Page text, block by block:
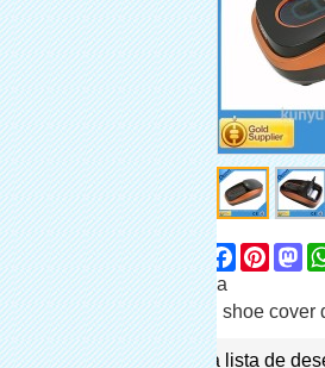
participación ShareFacebook
Categoría
Nueva
Marca
Quen shoe cover
Añadir a la lista de